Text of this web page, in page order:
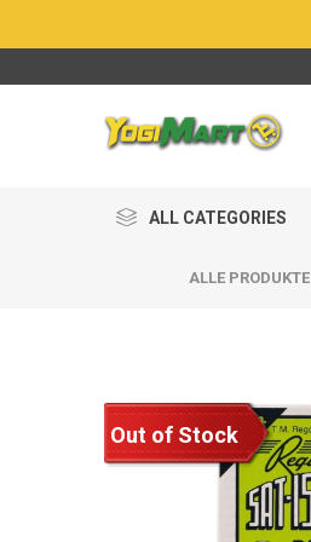
ALL CATEGORIES
ALLE PRODUKTE
Out of Stock